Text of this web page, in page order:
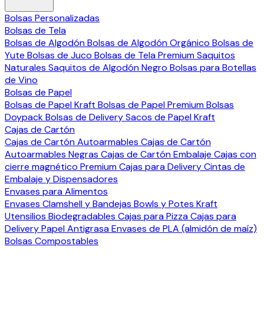
Bolsas Personalizadas
Bolsas de Tela
Bolsas de AlgodónBolsas de Algodón Orgánico Bolsas de
Yute Bolsas de Juco Bolsas de Tela PremiumSaquitos
Naturales Saquitos de Algodón Negro Bolsas para Botellas
de Vino
Bolsas de Papel
Bolsas de Papel Kraft Bolsas de Papel PremiumBolsas
DoypackBolsas de DeliverySacos de Papel Kraft
Cajas de Cartón
Cajas de Cartón Autoarmables Cajas de Cartón
Autoarmables Negras Cajas de Cartón Embalaje Cajas con
cierre magnético PremiumCajas para DeliveryCintas de
Embalaje y Dispensadores
Envases para Alimentos
Envases Clamshell y Bandejas Bowls y Potes Kraft
Utensilios Biodegradables Cajas para PizzaCajas para
DeliveryPapel AntigrasaEnvases de PLA (almidón de maíz)
Bolsas Compostables